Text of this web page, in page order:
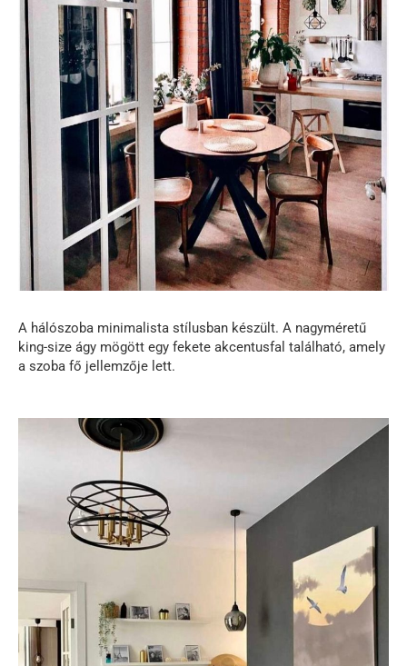
A hálószoba minimalista stílusban készült. A nagyméretű
king-size ágy mögött egy fekete akcentusfal található, amely
a szoba fő jellemzője lett.